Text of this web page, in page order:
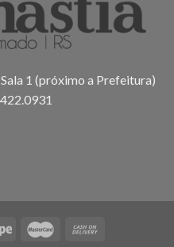
1 (próximo a Prefeitura)